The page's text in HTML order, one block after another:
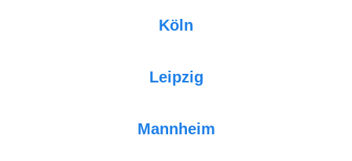
Köln
Leipzig
Mannheim